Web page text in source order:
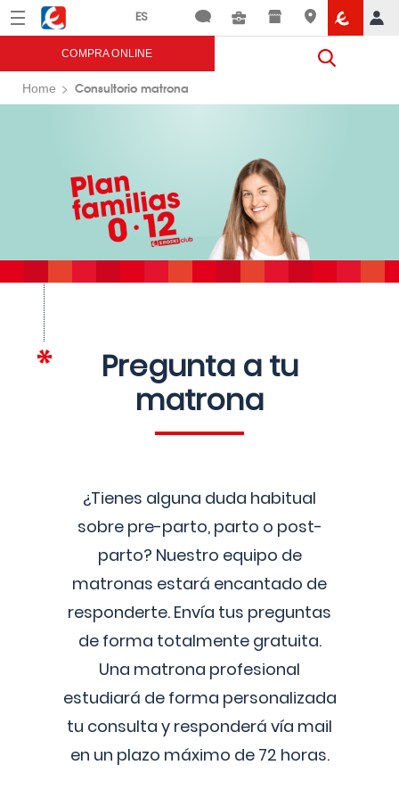
Menú Eroski
COMPRA ONLINE
Home Consultorio matrona
Pregunta a tu
matrona
¿Tienes alguna duda habitual
sobre pre-parto, parto o post-
parto? Nuestro equipo de
matronas estará encantado de
responderte. Envía tus preguntas
de forma totalmente gratuita.
Una matrona profesional
estudiará de forma personalizada
tu consulta y responderá vía mail
en un plazo máximo de 72 horas.